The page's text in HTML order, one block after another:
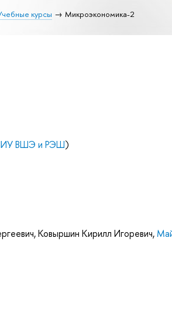
курсы Микроэкономика-2
НИУ ВШЭ и РЭШ)
,Ковыршин Кирилл Игоревич,